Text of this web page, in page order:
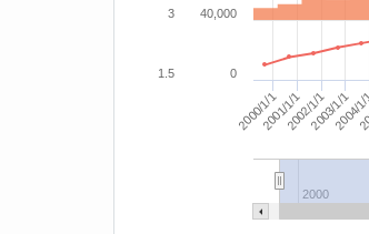
2000/1/12001/1/12002/1/12003/1/1
2004/
2000
0
40,000
3
1.5